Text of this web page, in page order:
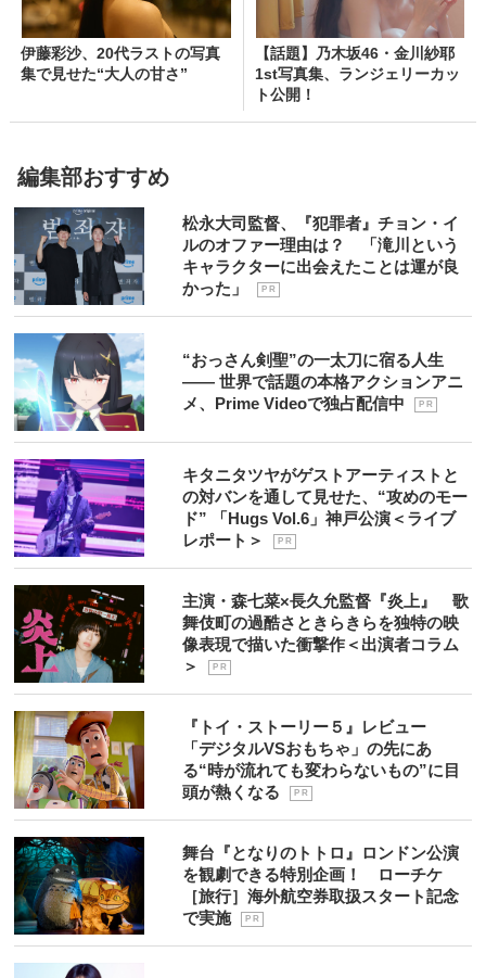
伊藤彩沙、20代ラストの写真
集で見せた“大人の甘さ”
【話題】乃木坂46・金川紗耶
1st写真集、ランジェリーカッ
ト公開！
編集部おすすめ
松永大司監督、『犯罪者』チョン・イ
ルのオファー理由は？ 「滝川という
キャラクターに出会えたことは運が良
かった」
P R
“おっさん剣聖”の一太刀に宿る人生
―― 世界で話題の本格アクションアニ
メ、Prime Videoで独占配信中
P R
キタニタツヤがゲストアーティストと
の対バンを通して見せた、“攻めのモー
ド” 「Hugs Vol.6」神戸公演＜ライブ
レポート＞
P R
主演・森七菜×長久允監督『炎上』 歌
舞伎町の過酷さときらきらを独特の映
像表現で描いた衝撃作＜出演者コラム
＞
P R
『トイ・ストーリー５』レビュー
「デジタルVSおもちゃ」の先にあ
る“時が流れても変わらないもの”に目
頭が熱くなる
P R
舞台『となりのトトロ』ロンドン公演
を観劇できる特別企画！ ローチケ
［旅行］海外航空券取扱スタート記念
で実施
P R